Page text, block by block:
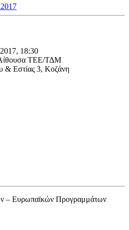
18:30
ΤΕΕ/ΤΔΜ
& Εστίας 3, Κοζάνη
– Ευρωπαϊκών Προγραμμάτων